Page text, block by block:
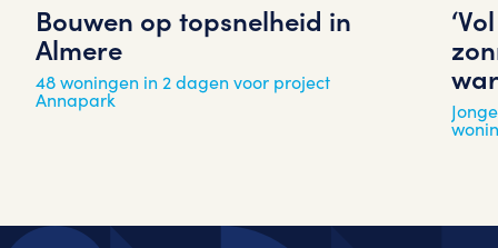
Bouwen op topsnelheid in
Almere
48 woningen in 2 dagen voor project
Annapark